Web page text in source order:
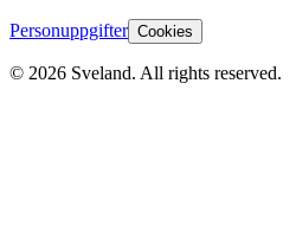
Personuppgifter Cookies
© 2026 Sveland. All rights reserved.